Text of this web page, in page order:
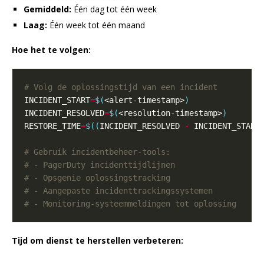
Gemiddeld: Één dag tot één week
Laag: Één week tot één maand
Hoe het te volgen:
# Volg de oplossingstijd van een incident
INCIDENT_START=$(<alert-timestamp>)
INCIDENT_RESOLVED=$(<resolution-timestamp>)
RESTORE_TIME=$((INCIDENT_RESOLVED - INCIDENT_START
# Gebruik incidentbeheer-tools:
# - PagerDuty incidenttijdlijnen
# - Opsgenie oplossingstracking
# - Aangepaste incidenttrackingssystemen
# - Monitoring-systeemmeldingen tot oplossing
Tijd om dienst te herstellen verbeteren: